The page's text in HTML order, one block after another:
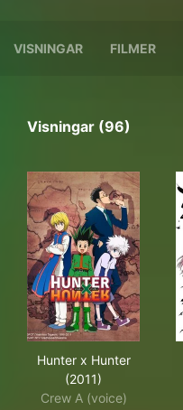
VISNINGAR FILMER
Visningar (96)
Hunter x Hunter
(2011)
Crew A (voice)